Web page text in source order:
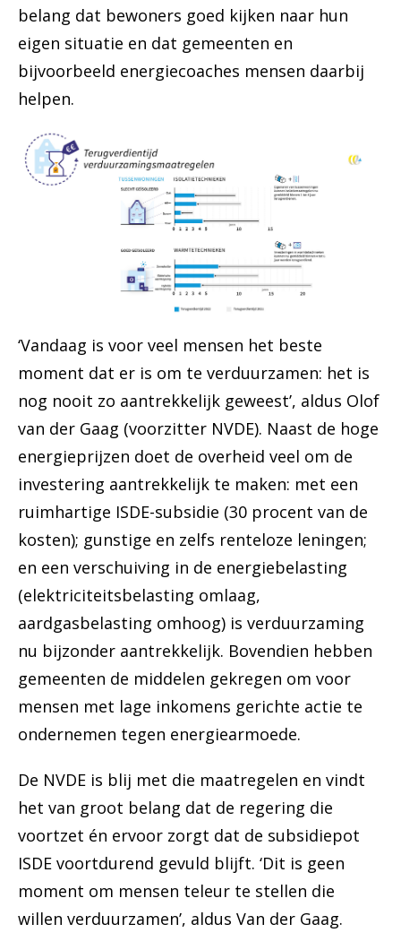
belang dat bewoners goed kijken naar hun
eigen situatie en dat gemeenten en
bijvoorbeeld energiecoaches mensen daarbij
helpen.
‘Vandaag is voor veel mensen het beste
moment dat er is om te verduurzamen: het is
nog nooit zo aantrekkelijk geweest’, aldus Olof
van der Gaag (voorzitter NVDE). Naast de hoge
energieprijzen doet de overheid veel om de
investering aantrekkelijk te maken: met een
ruimhartige ISDE-subsidie (30 procent van de
kosten); gunstige en zelfs renteloze leningen;
en een verschuiving in de energiebelasting
(elektriciteitsbelasting omlaag,
aardgasbelasting omhoog) is verduurzaming
nu bijzonder aantrekkelijk. Bovendien hebben
gemeenten de middelen gekregen om voor
mensen met lage inkomens gerichte actie te
ondernemen tegen energiearmoede.
De NVDE is blij met die maatregelen en vindt
het van groot belang dat de regering die
voortzet én ervoor zorgt dat de subsidiepot
ISDE voortdurend gevuld blijft. ‘Dit is geen
moment om mensen teleur te stellen die
willen verduurzamen’, aldus Van der Gaag.